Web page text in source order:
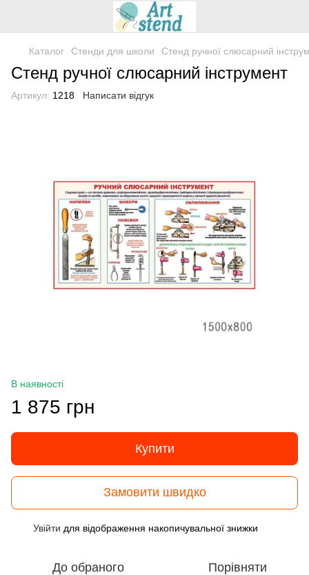
Каталог Стенди для школи Стенд ручної слюсарний
Стенд ручної слюсарний інструмент
Артикул: 1218 Написати відгук
В наявності
1 875 грн
Купити
Замовити швидко
Увійти для відображення накопичувальної знижки
До обраного Порівняти